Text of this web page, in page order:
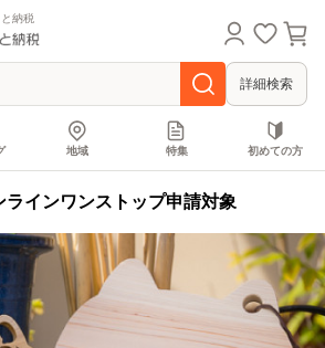
納税
詳細検索
地域 特集 初めての方
ラインワンストップ申請対象